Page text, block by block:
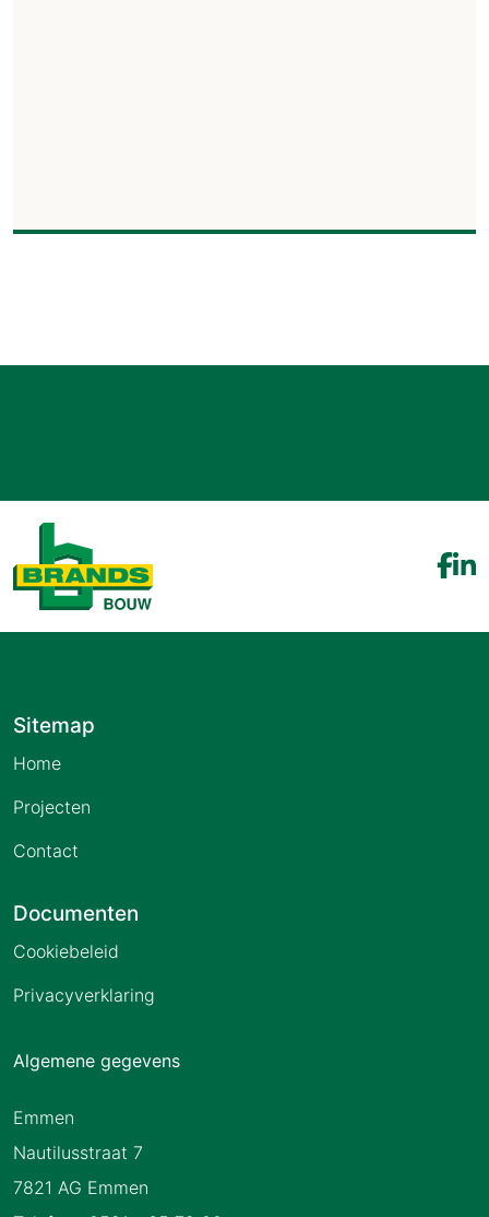
Sitemap
Home
Projecten
Contact
Documenten
Cookiebeleid
Privacyverklaring
Algemene gegevens
Emmen
Nautilusstraat 7
7821 AG Emmen